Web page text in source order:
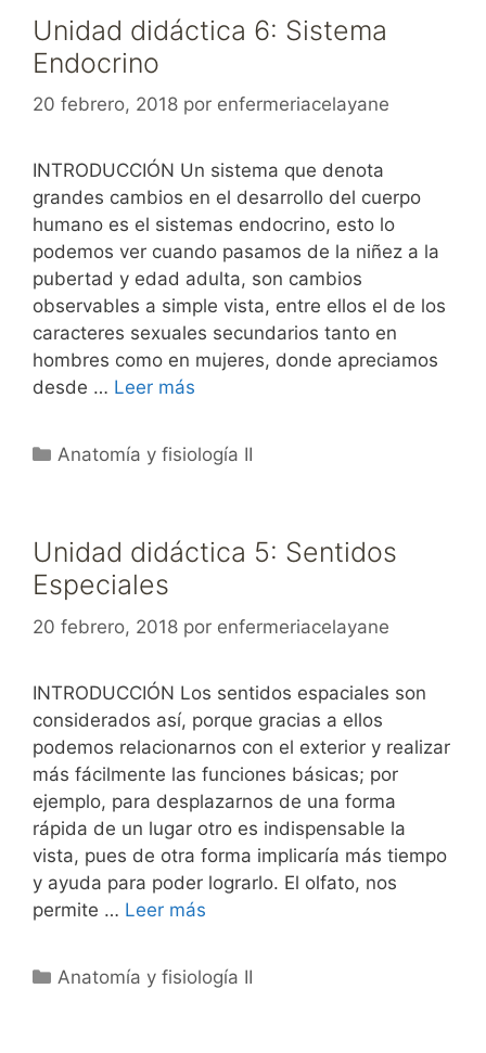
Unidad didáctica 6: Sistema
Endocrino
20 febrero, 2018 por enfermeriacelayane
INTRODUCCIÓN Un sistema que denota
grandes cambios en el desarrollo del cuerpo
humano es el sistemas endocrino, esto lo
podemos ver cuando pasamos de la niñez a la
pubertad y edad adulta, son cambios
observables a simple vista, entre ellos el de los
caracteres sexuales secundarios tanto en
hombres como en mujeres, donde apreciamos
desde … Leer más
Categorías
Anatomía y fisiología II
Unidad didáctica 5: Sentidos
Especiales
20 febrero, 2018 por enfermeriacelayane
INTRODUCCIÓN Los sentidos espaciales son
considerados así, porque gracias a ellos
podemos relacionarnos con el exterior y realizar
más fácilmente las funciones básicas; por
ejemplo, para desplazarnos de una forma
rápida de un lugar otro es indispensable la
vista, pues de otra forma implicaría más tiempo
y ayuda para poder lograrlo. El olfato, nos
permite … Leer más
Categorías
Anatomía y fisiología II